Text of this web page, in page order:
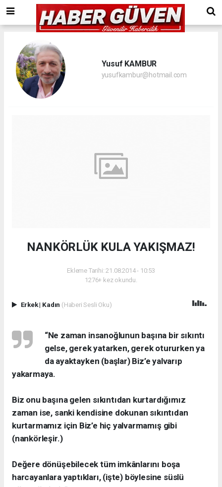
Yusuf KAMBUR
yusufkambur@hotmail.com
NANKÖRLÜK KULA YAKIŞMAZ!
Ekleme Tarihi: 21.08.2014 - 10:53
1276+ kez okundu.
Erkek| Kadın (Haberi Sesli Oku)
“Ne zaman insanoğlunun başına bir sıkıntı
gelse, gerek yatarken, gerek otururken ya
da ayaktayken (başlar) Biz’e yalvarıp
yakarmaya.
Biz onu başına gelen sıkıntıdan kurtardığımız
zaman ise, sanki kendisine dokunan sıkıntıdan
kurtarmamız için Biz’e hiç yalvarmamış gibi
(nankörleşir.)
Değere dönüşebilecek tüm imkânlarını boşa
harcayanlara yaptıkları, (işte) böylesine süslü